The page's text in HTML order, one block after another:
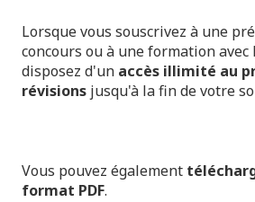
Lorsque vous souscrivez à une
concours ou à une formation avec
disposez d'un accès illimité au
révisions jusqu'à la fin de votre
Vous pouvez également
format PDF.